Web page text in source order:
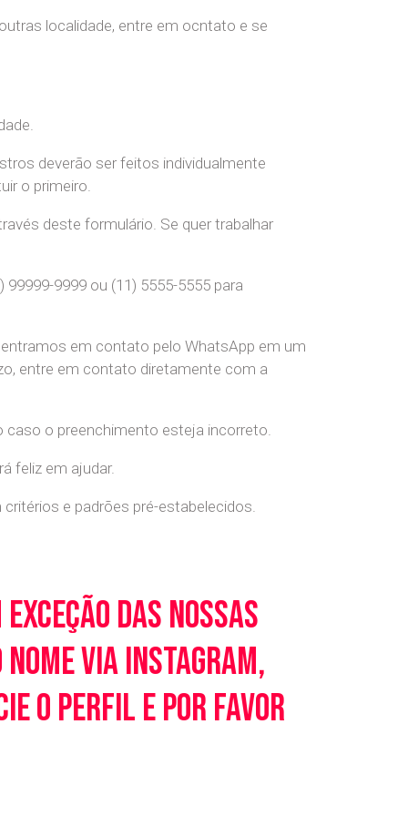
outras localidade, entre em ocntato e se
deverão ser feitos individualmente
o primeiro.
deste formulário. Se quer trabalhar
9999 ou (11) 5555-5555 para
em contato pelo WhatsApp em um
entre em contato diretamente com a
o preenchimento esteja incorreto.
feliz em ajudar.
e padrões pré-estabelecidos.
das nossas
via Instagram,
o perfil e por favor